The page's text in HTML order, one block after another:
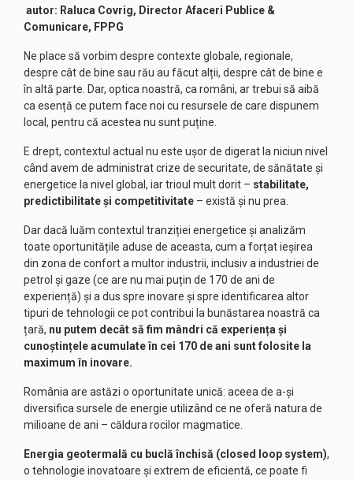
autor: Raluca Covrig, Director Afaceri Publice &
Comunicare, FPPG
Ne place să vorbim despre contexte globale, regionale,
despre cât de bine sau rău au făcut alții, despre cât de bine e
în altă parte. Dar, optica noastră, ca români, ar trebui să aibă
ca esență ce putem face noi cu resursele de care dispunem
local, pentru că acestea nu sunt puține.
E drept, contextul actual nu este ușor de digerat la niciun nivel
când avem de administrat crize de securitate, de sănătate și
energetice la nivel global, iar trioul mult dorit – stabilitate,
predictibilitate și competitivitate – există și nu prea.
Dar dacă luăm contextul tranziției energetice și analizăm
toate oportunitățile aduse de aceasta, cum a forțat ieșirea
din zona de confort a multor industrii, inclusiv a industriei de
petrol și gaze (ce are nu mai puțin de 170 de ani de
experiență) și a dus spre inovare și spre identificarea altor
tipuri de tehnologii ce pot contribui la bunăstarea noastră ca
țară, nu putem decât să fim mândri că experiența și
cunoștințele acumulate în cei 170 de ani sunt folosite la
maximum în inovare.
România are astăzi o oportunitate unică: aceea de a-și
diversifica sursele de energie utilizând ce ne oferă natura de
milioane de ani – căldura rocilor magmatice.
Energia geotermală cu buclă închisă (closed loop system),
o tehnologie inovatoare și extrem de eficientă, ce poate fi